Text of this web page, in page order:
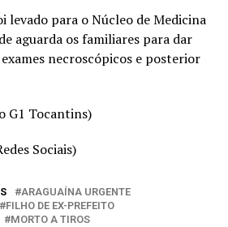
levado para o Núcleo de Medicina
aguarda os familiares para dar
necroscópicos e posterior
G1 Tocantins)
Sociais)
ARAGUAÍNA URGENTE
FILHO DE EX-PREFEITO
MORTO A TIROS